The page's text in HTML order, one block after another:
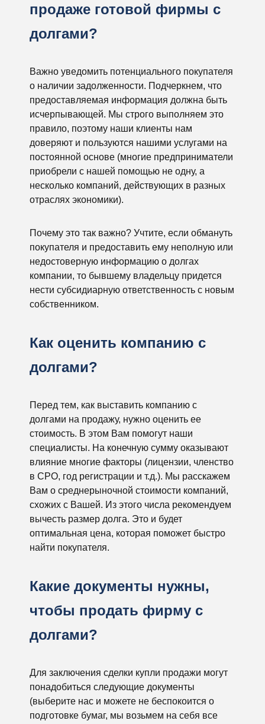
продаже готовой фирмы с
долгами?
Важно уведомить потенциального покупателя
о наличии задолженности. Подчеркнем, что
предоставляемая информация должна быть
исчерпывающей. Мы строго выполняем это
правило, поэтому наши клиенты нам
доверяют и пользуются нашими услугами на
постоянной основе (многие предприниматели
приобрели с нашей помощью не одну, а
несколько компаний, действующих в разных
отраслях экономики).
Почему это так важно? Учтите, если обмануть
покупателя и предоставить ему неполную или
недостоверную информацию о долгах
компании, то бывшему владельцу придется
нести субсидиарную ответственность с новым
собственником.
Как оценить компанию с
долгами?
Перед тем, как выставить компанию с
долгами на продажу, нужно оценить ее
стоимость. В этом Вам помогут наши
специалисты. На конечную сумму оказывают
влияние многие факторы (лицензии, членство
в СРО, год регистрации и т.д.). Мы расскажем
Вам о среднерыночной стоимости компаний,
схожих с Вашей. Из этого числа рекомендуем
вычесть размер долга. Это и будет
оптимальная цена, которая поможет быстро
найти покупателя.
Какие документы нужны,
чтобы продать фирму с
долгами?
Для заключения сделки купли продажи могут
понадобиться следующие документы
(выберите нас и можете не беспокоится о
подготовке бумаг, мы возьмем на себя все